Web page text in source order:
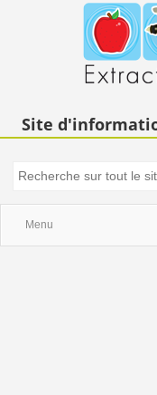
Site
Menu